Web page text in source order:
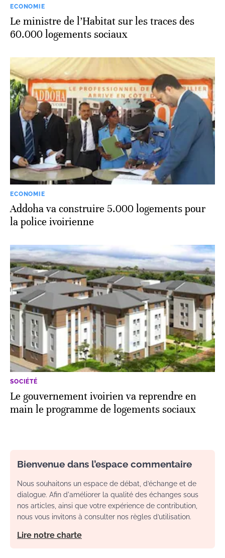
ECONOMIE
Le ministre de l’Habitat sur les traces des
60.000 logements sociaux
ECONOMIE
Addoha va construire 5.000 logements pour
la police ivoirienne
SOCIÉTÉ
Le gouvernement ivoirien va reprendre en
main le programme de logements sociaux
Bienvenue dans l’espace commentaire
Nous souhaitons un espace de débat, d’échange et de
dialogue. Afin d'améliorer la qualité des échanges sous
nos articles, ainsi que votre expérience de contribution,
nous vous invitons à consulter nos règles d’utilisation.
Lire notre charte